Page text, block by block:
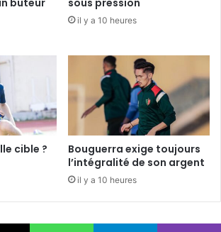
il y a 10 heures
cible ?
Bouguerra exige toujours
l’intégralité de son argent
il y a 10 heures